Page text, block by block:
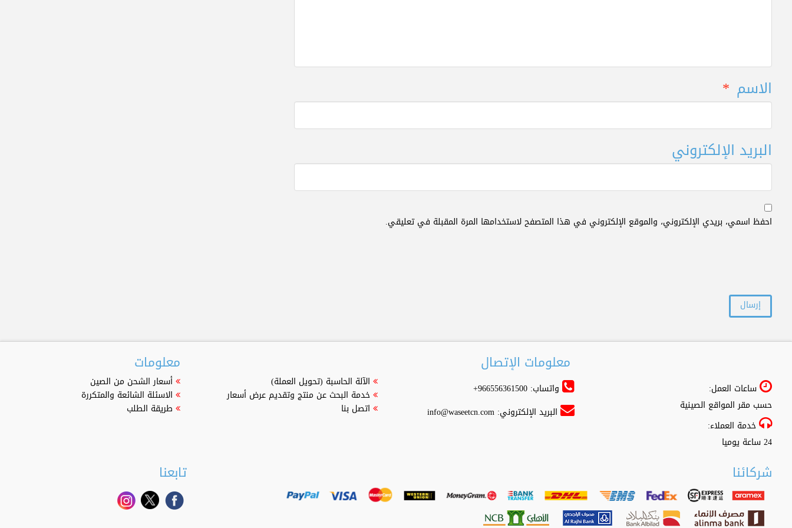
الاسم *
البريد الإلكتروني
احفظ اسمي، بريدي الإلكتروني، والموقع الإلكتروني في هذا المتصفح لاستخدامها المرة المقبلة في تعليقي.
معلومات
أسعار الشحن من الصين
الاسئلة الشائعة والمتكررة
طريقة الطلب
الآلة الحاسبة (تحويل العملة)
خدمة البحث عن منتج وتقديم عرض أسعار
اتصل بنا
معلومات الإتصال
واتساب: 966556361500+
البريد الإلكتروني: info@waseetcn.com
ساعات العمل:
حسب مقر المواقع الصينية
خدمة العملاء:
24 ساعة يوميا
تابعنا شركائنا